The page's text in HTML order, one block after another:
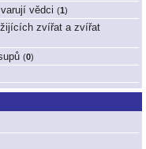
vědci (1 )
zvířat a zvířat
(0)